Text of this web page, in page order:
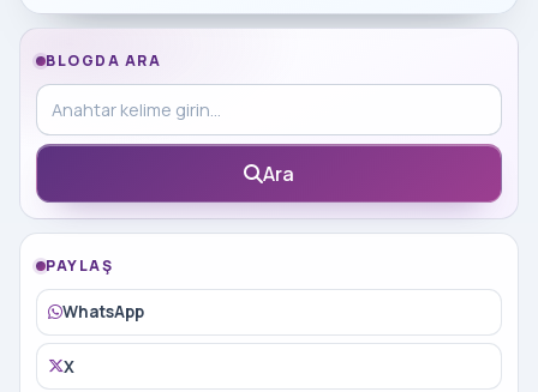
BLOGDA ARA
Blog içinde ara
Ara
PAYLAŞ
WhatsApp
X